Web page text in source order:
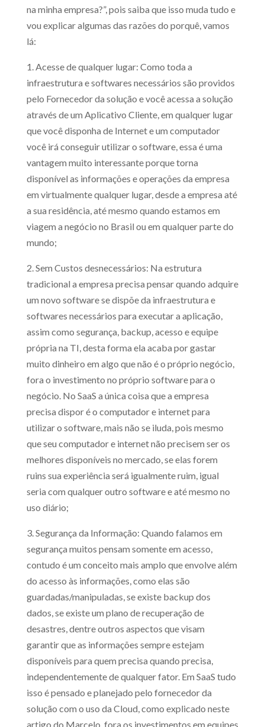
na minha empresa?”, pois saiba que isso muda tudo e
vou explicar algumas das razões do porquê, vamos
lá:
1. Acesse de qualquer lugar: Como toda a
infraestrutura e softwares necessários são providos
pelo Fornecedor da solução e você acessa a solução
através de um Aplicativo Cliente, em qualquer lugar
que você disponha de Internet e um computador
você irá conseguir utilizar o software, essa é uma
vantagem muito interessante porque torna
disponível as informações e operações da empresa
em virtualmente qualquer lugar, desde a empresa até
a sua residência, até mesmo quando estamos em
viagem a negócio no Brasil ou em qualquer parte do
mundo;
2. Sem Custos desnecessários: Na estrutura
tradicional a empresa precisa pensar quando adquire
um novo software se dispõe da infraestrutura e
softwares necessários para executar a aplicação,
assim como segurança, backup, acesso e equipe
própria na TI, desta forma ela acaba por gastar
muito dinheiro em algo que não é o próprio negócio,
fora o investimento no próprio software para o
negócio. No SaaS a única coisa que a empresa
precisa dispor é o computador e internet para
utilizar o software, mais não se iluda, pois mesmo
que seu computador e internet não precisem ser os
melhores disponíveis no mercado, se elas forem
ruins sua experiência será igualmente ruim, igual
seria com qualquer outro software e até mesmo no
uso diário;
3. Segurança da Informação: Quando falamos em
segurança muitos pensam somente em acesso,
contudo é um conceito mais amplo que envolve além
do acesso às informações, como elas são
guardadas/manipuladas, se existe backup dos
dados, se existe um plano de recuperação de
desastres, dentre outros aspectos que visam
garantir que as informações sempre estejam
disponíveis para quem precisa quando precisa,
independentemente de qualquer fator. Em SaaS tudo
isso é pensado e planejado pelo fornecedor da
solução com o uso da Cloud, como explicado neste
artigo do Marcelo, fora os investimentos em equipes